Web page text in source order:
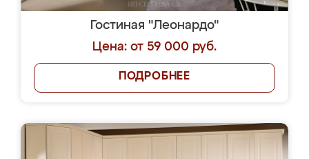
Гостиная "Леонардо"
Цена: от 59 000 руб.
ПОДРОБНЕЕ